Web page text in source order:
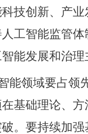
技创新、产
工智能监管
能发展和治理
领域要占领
基础理论、方
。要持续加强